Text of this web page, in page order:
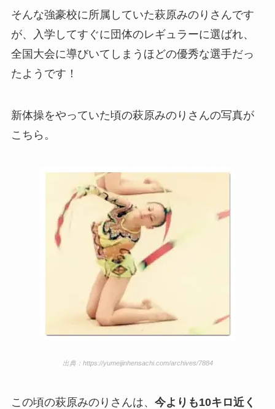
そんな強豪校に所属していた萩原みのりさんです
が、入学してすぐに団体のレギュラーに選ばれ、
全国大会に導びいてしまうほどの優秀な選手だっ
たようです！
新体操をやっていた頃の萩原みのりさんの写真が
こちら。
出典：https://yumeijinhensachi.com/archives/7884
この頃の萩原みのりさんは、 今よりも10キロ近く